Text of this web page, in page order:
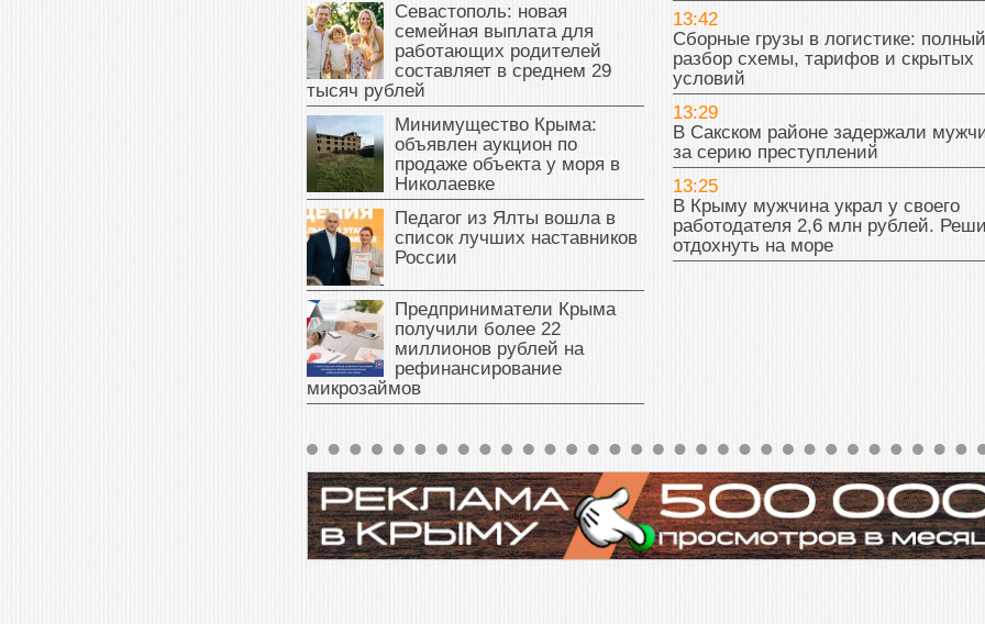
Севастополь: новая
семейная выплата для
работающих родителей
составляет в среднем 29
тысяч рублей
Минимущество Крыма:
объявлен аукцион по
продаже объекта у моря в
Николаевке
Педагог из Ялты вошла в
список лучших наставников
России
Предприниматели Крыма
получили более 22
миллионов рублей на
рефинансирование
микрозаймов
13:42
Сборные грузы в логистике: полный
разбор схемы, тарифов и скрытых
условий
13:29
В Сакском районе задержали
за серию преступлений
13:25
В Крыму мужчина украл у своего
работодателя 2,6 млн рублей.
отдохнуть на море